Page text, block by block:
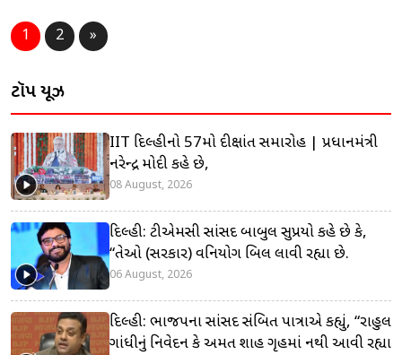
1 2 »
ટૉપ ન્યૂઝ
IIT દિલ્હીનો 57મો દીક્ષાંત સમારોહ | પ્રધાનમંત્રી
નરેન્દ્ર મોદી કહે છે,
08 August, 2026
દિલ્હી: ટીએમસી સાંસદ બાબુલ સુપ્રિયો કહે છે કે,
“તેઓ (સરકાર) વિનિયોગ બિલ લાવી રહ્યા છે.
06 August, 2026
દિલ્હી: ભાજપના સાંસદ સંબિત પાત્રાએ કહ્યું, “રાહુલ
ગાંધીનું નિવેદન કે અમિત શાહ ગૃહમાં નથી આવી રહ્યા